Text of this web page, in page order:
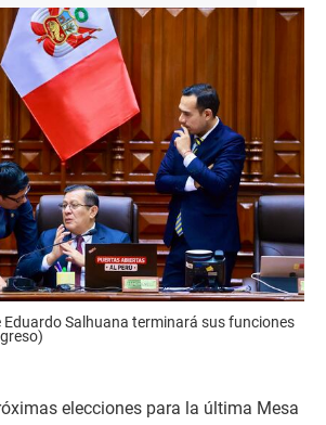
Eduardo Salhuana terminará sus funciones
elecciones para la última Mesa